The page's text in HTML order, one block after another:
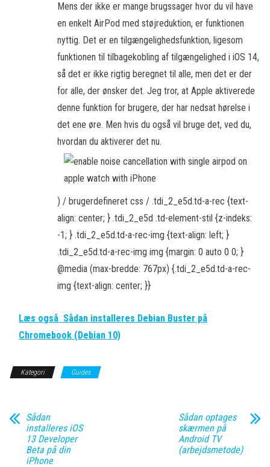
Mens der ikke er mange brugssager hvor du vil have
en enkelt AirPod med støjreduktion, er funktionen
nyttig. Det er en tilgængelighedsfunktion, ligesom
funktionen til tilbagekobling af tilgængelighed i iOS 14,
så det er ikke rigtig beregnet til alle, men det er der
for alle, der ønsker det. Jeg tror, at Apple aktiverede
denne funktion for brugere, der har nedsat hørelse i
det ene øre. Men hvis du også vil bruge det, ved du,
hvordan du aktiverer det nu.
) / brugerdefineret css / .tdi_2_e5d.td-a-rec {text-
align: center; } .tdi_2_e5d .td-element-stil {z-indeks:
-1; } .tdi_2_e5d.td-a-rec-img {text-align: left; }
.tdi_2_e5d.td-a-rec-img img {margin: 0 auto 0 0; }
@media (max-bredde: 767px) {.tdi_2_e5d.td-a-rec-
img {text-align: center; }}
Læs også Sådan installeres Debian Buster på
Chromebook (Debian 10)
Kategori Guides
Sådan
installeres iOS
13 Developer
Beta på din
iPhone
Sådan optages
skærmen på
Android TV
(arbejdsmetode)